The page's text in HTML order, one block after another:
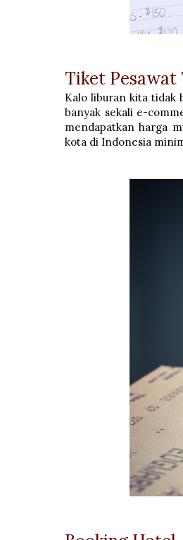
Tiket Pesawat
Kalo liburan kita tidak
banyak sekali e-
mendapatkan harga
kota di Indonesia